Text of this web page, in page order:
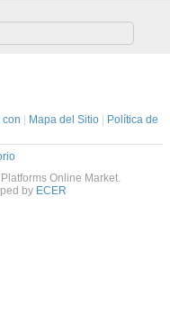
con Mapa del Sitio|
Política de
Online Market.
by ECER